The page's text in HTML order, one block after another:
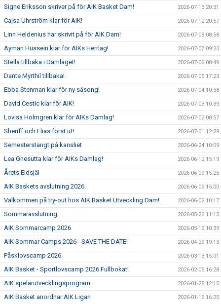
Signe Eriksson skriver på för AIK Basket Dam! 2026-07-13 20:31
Cajsa Uhrström klar för AIK! 2026-07-12 20:57
Linn Heldenius har skrivit på för AIK Dam! 2026-07-08 08:58
Ayman Hussein klar för AIKs Herrlag! 2026-07-07 09:23
Stella tillbaka i Damlaget! 2026-07-06 08:49
Dante Myrthil tillbaka! 2026-07-05 17:23
Ebba Stenman klar för ny säsong! 2026-07-04 10:58
David Cestic klar för AIK! 2026-07-03 10:39
Lovisa Holmgren klar för AIKs Damlag! 2026-07-02 08:57
Sheriff och Elias först ut! 2026-07-01 12:29
Semesterstängt på kansliet 2026-06-24 10:09
Lea Gnesutta klar för AIKs Damlag! 2026-06-12 15:19
Årets Eldsjäl 2026-06-09 15:25
AIK Baskets avslutning 2026. 2026-06-09 15:00
Välkommen på try-out hos AIK Basket Utveckling Dam! 2026-06-02 10:17
Sommaravslutning 2026-05-26 11:15
AIK Sommarcamp 2026 2026-05-19 10:39
AIK Sommar Camps 2026 - SAVE THE DATE! 2026-04-29 19:13
Påsklovscamp 2026 2026-03-13 15:01
AIK Basket - Sportlovscamp 2026 Fullbokat! 2026-02-05 16:28
AIK spelarutvecklingsprogram 2026-01-28 12:15
AIK Basket anordnar AIK Ligan 2026-01-16 16:25